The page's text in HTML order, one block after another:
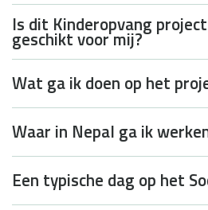
Is dit Kinderopvang
geschikt voor mij?
Wat ga ik doen op het
Waar in Nepal ga ik
Een typische dag op het